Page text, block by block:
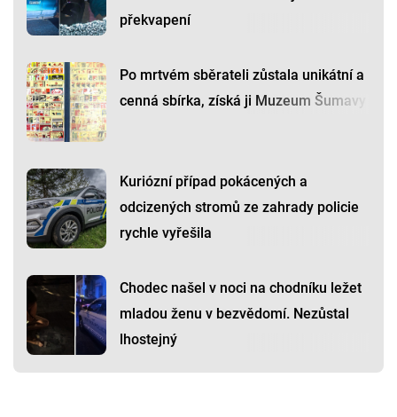
překvapení
Po mrtvém sběrateli zůstala unikátní a
cenná sbírka, získá ji Muzeum Šumavy
Kuriózní případ pokácených a
odcizených stromů ze zahrady policie
rychle vyřešila
Chodec našel v noci na chodníku ležet
mladou ženu v bezvědomí. Nezůstal
lhostejný